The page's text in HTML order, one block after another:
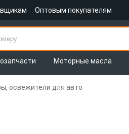
Оптовым покупателям
Моторные масла
освежители для авто